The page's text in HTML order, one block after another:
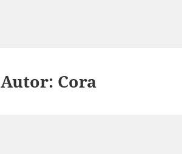
Autor: Cora